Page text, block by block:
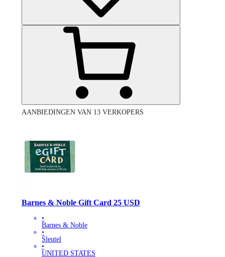
AANBIEDINGEN VAN 13 VERKOPERS
Barnes & Noble Gift Card 25 USD
•
Barnes & Noble
•
Sleutel
•
UNITED STATES